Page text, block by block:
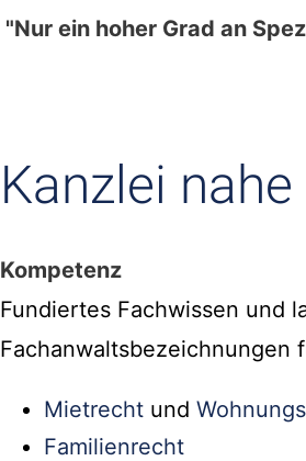
"Nur ein hoher Grad an
Kanzlei
Kompetenz
Fundiertes Fachwissen und
Fachanwaltsbezeichnungen
Mietrecht und
Familienrecht